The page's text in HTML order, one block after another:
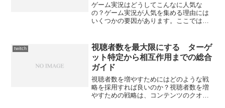
ゲーム実況はどうしてこんなに人気な
の？ゲーム実況が人気を集める理由には
いくつかの要因があります。ここでは、
タを取り上げながら、ゲーム実況の魅力
について掘り下げていきます...
twitch
視聴者数を最大限にする ターゲ
ット特定から相互作用までの総合
ガイド
視聴者数を増やすためにはどのような戦
略を採用すれば良いのか？視聴者数を増
やすための戦略は、コンテンツのクオリ